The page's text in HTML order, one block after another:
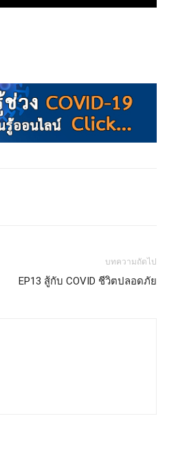
บทความถัดไป
EP13 สู้กับ COVID ชีวิตปลอดภัย